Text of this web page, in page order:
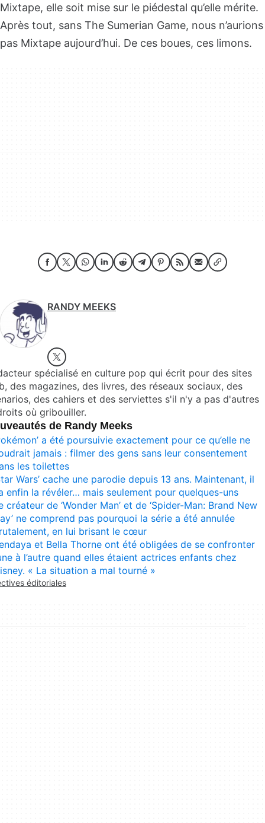
Mixtape, elle soit mise sur le piédestal qu’elle mérite.
Après tout, sans The Sumerian Game, nous n’aurions
pas Mixtape aujourd’hui. De ces boues, ces limons.
RANDY MEEKS
spécialisé en culture pop qui écrit pour des sites
des magazines, des livres, des réseaux sociaux, des
des cahiers et des serviettes s'il n'y a pas d'autres
où gribouiller.
de Randy Meeks
a été poursuivie exactement pour ce qu’elle ne
jamais : filmer des gens sans leur consentement
les toilettes
Wars’ cache une parodie depuis 13 ans. Maintenant, il
enfin la révéler… mais seulement pour quelques-uns
créateur de ‘Wonder Man’ et de ‘Spider-Man: Brand New
ne comprend pas pourquoi la série a été annulée
en lui brisant le cœur
et Bella Thorne ont été obligées de se confronter
à l’autre quand elles étaient actrices enfants chez
« La situation a mal tourné »
éditoriales